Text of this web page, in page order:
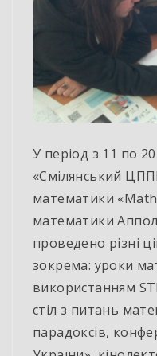
У період з 11 по
«Смілянський
математики
математики
проведено різні
зокрема: уроки
використанням
стіл з питань
парадоксів,